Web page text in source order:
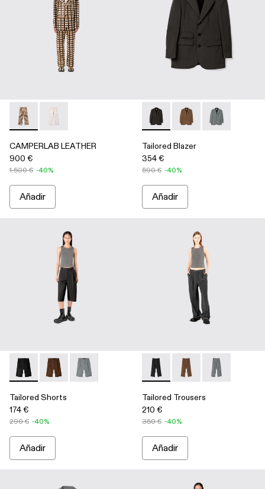
CAMPERLAB LEATHER - AU00041-002 - Pantalón en
CAMPERLAB LEATHER - AU00041-001 - Pantalón
CAMPERLAB LEATHER
900 €
1.500 € -40%
Añadir
Tailored Blazer - AU00025-
Tailored Blazer -
Tailored
Tailored Blazer
354 €
590 € -40%
Añadir
Tailored Shorts - AU00028-004 - Pantalones cortos de
Tailored Shorts - AU00028-006 - Pantalones cortos
Tailored Shorts - AU00028-005 - Pantalones
Tailored Shorts
174 €
290 € -40%
Añadir
Tailored Trousers -
Tailored Trousers -
Tailored
Tailored Trousers
210 €
350 € -40%
Añadir